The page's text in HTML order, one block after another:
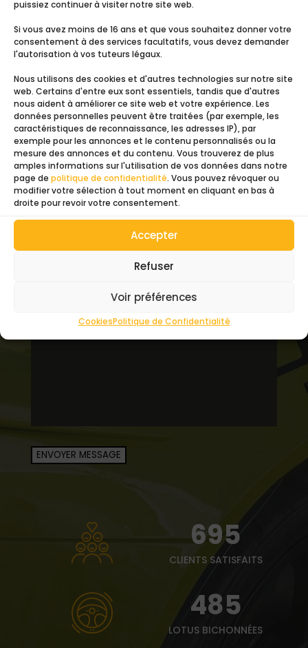
puissiez continuer à visiter notre site web.
Si vous avez moins de 16 ans et que vous souhaitez donner votre
consentement à des services facultatifs, vous devez demander
l'autorisation à vos tuteurs légaux.
Nous utilisons des cookies et d'autres technologies sur notre site
web. Certains d'entre eux sont essentiels, tandis que d'autres
nous aident à améliorer ce site web et votre expérience. Les
données personnelles peuvent être traitées (par exemple, les
caractéristiques de reconnaissance, les adresses IP), par
exemple pour les annonces et le contenu personnalisés ou la
mesure des annonces et du contenu. Vous trouverez de plus
amples informations sur l'utilisation de vos données dans notre
page de politique de confidentialité. Vous pouvez révoquer ou
modifier votre sélection à tout moment en cliquant en bas à
droite pour revoir votre consentement.
Accepter
Refuser
Voir préférences
CookiesPolitique de Confidentialité
Votre
Nom
Prénom(Nécessaire)
Adresse
mail (Nécessaire)
Numéro
de
téléphone (Nécessaire)
Cela
concerne
(Nécessaire)
File
(Nécessaire)
ENVOYER MESSAGE
695
CLIENTS SATISFAITS
485
LOTUS BICHONNÉES